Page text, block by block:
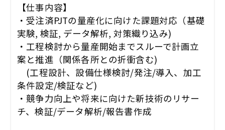
【仕事内容】
・受注済PJTの量産化に向けた課題対応（基礎
実験, 検証, データ解析, 対策織り込み)
・工程検討から量産開始までスルーで計画立
案と推進（関係各所との折衝含む)
(工程設計、設備仕様検討/発注/導入、加工
条件設定/検証など)
・競争力向上や将来に向けた新技術のリサー
チ、検証/データ解析/報告書作成